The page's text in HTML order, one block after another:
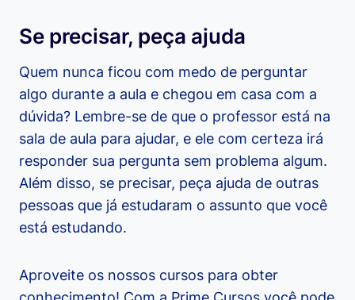
Se precisar, peça ajuda
Quem nunca ficou com medo de perguntar
algo durante a aula e chegou em casa com a
dúvida? Lembre-se de que o professor está na
sala de aula para ajudar, e ele com certeza irá
responder sua pergunta sem problema algum.
Além disso, se precisar, peça ajuda de outras
pessoas que já estudaram o assunto que você
está estudando.
Aproveite os nossos cursos para obter